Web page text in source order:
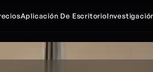
Aplicación De Escritorio